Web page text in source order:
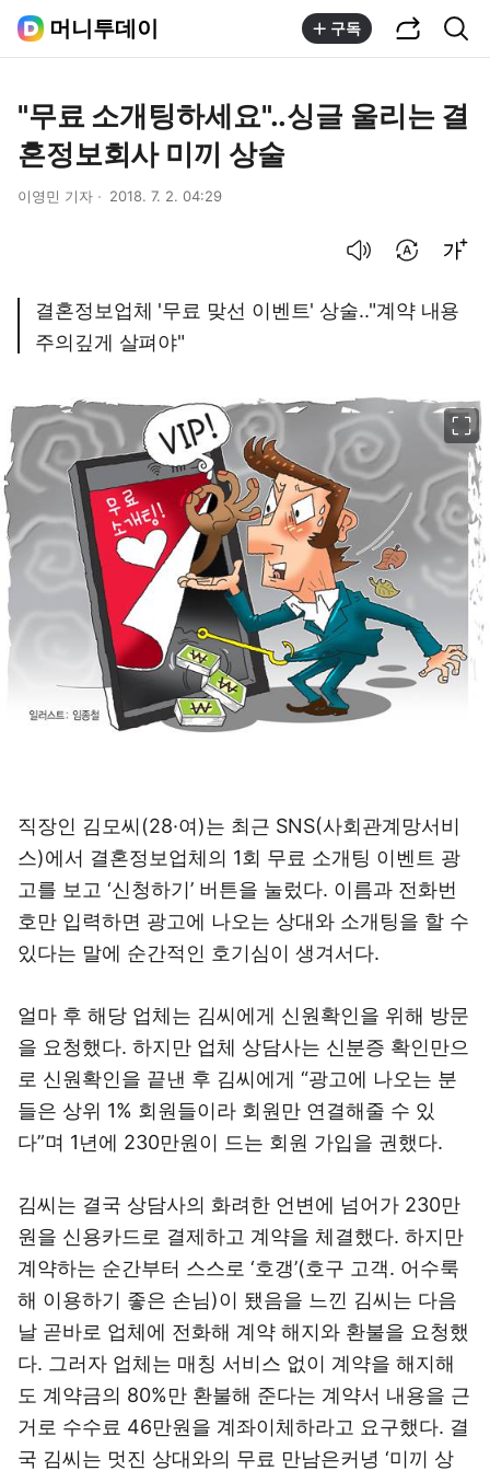
머니투데이 구독
"무료 소개팅하세요"..싱글 울리는 결
혼정보회사 미끼 상술
이영민 기자 2018. 7. 2. 04:29
결혼정보업체 '무료 맞선 이벤트' 상술.."계약 내용
주의깊게 살펴야"
직장인 김모씨(28·여)는 최근 SNS(사회관계망서비
스)에서 결혼정보업체의 1회 무료 소개팅 이벤트 광
고를 보고 ‘신청하기’ 버튼을 눌렀다. 이름과 전화번
호만 입력하면 광고에 나오는 상대와 소개팅을 할 수
있다는 말에 순간적인 호기심이 생겨서다.
얼마 후 해당 업체는 김씨에게 신원확인을 위해 방문
을 요청했다. 하지만 업체 상담사는 신분증 확인만으
로 신원확인을 끝낸 후 김씨에게 “광고에 나오는 분
들은 상위 1% 회원들이라 회원만 연결해줄 수 있
다”며 1년에 230만원이 드는 회원 가입을 권했다.
김씨는 결국 상담사의 화려한 언변에 넘어가 230만
원을 신용카드로 결제하고 계약을 체결했다. 하지만
계약하는 순간부터 스스로 ‘호갱’(호구 고객. 어수룩
해 이용하기 좋은 손님)이 됐음을 느낀 김씨는 다음
날 곧바로 업체에 전화해 계약 해지와 환불을 요청했
다. 그러자 업체는 매칭 서비스 없이 계약을 해지해
도 계약금의 80%만 환불해 준다는 계약서 내용을 근
거로 수수료 46만원을 계좌이체하라고 요구했다. 결
국 김씨는 멋진 상대와의 무료 만남은커녕 ‘미끼 상